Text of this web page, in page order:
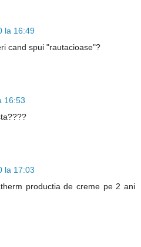
la 16:49
cand spui "rautacioase"?
16:53
la 17:03
productia de creme pe 2 ani